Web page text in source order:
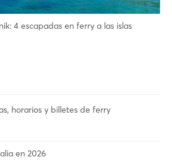
4 escapadas en ferry a las islas
horarios y billetes de ferry
en 2026